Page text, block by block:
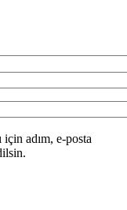
için adım, e-posta